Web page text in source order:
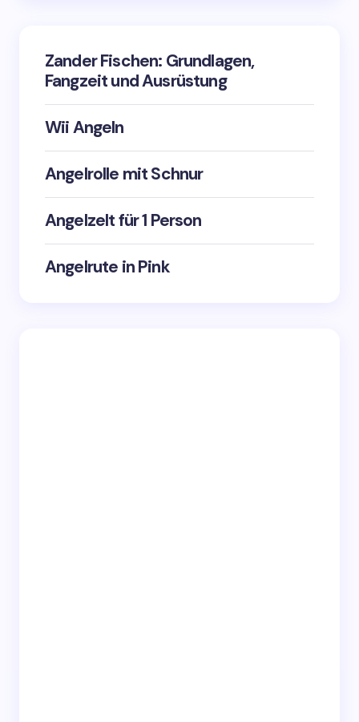
Zander Fischen: Grundlagen,
Fangzeit und Ausrüstung
Wii Angeln
Angelrolle mit Schnur
Angelzelt für 1 Person
Angelrute in Pink